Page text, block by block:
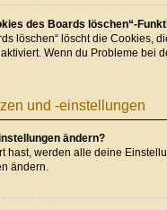
des Boards löschen“-
löschen“ löscht die Cookies,
Wenn du Probleme bei
und -einstellungen
ändern?
hast, werden alle deine
ändern.